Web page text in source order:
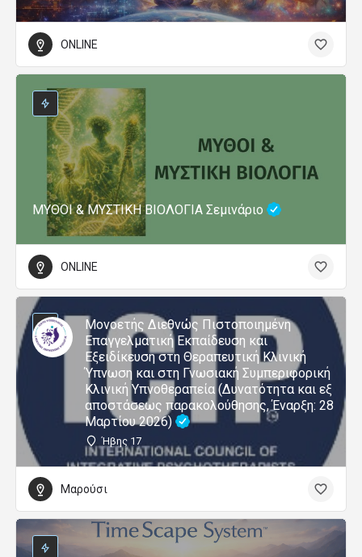
ONLINE
ΜΥΘΟΙ & ΜΥΣΤΙΚΗ ΒΙΟΛΟΓΙΑ Σεμινάριο
ONLINE
Μονοετής Διεθνώς Πιστοποιημένη
Επαγγελματική Εκπαίδευση και
Εξειδίκευση στη Θεραπευτική Κλινική
Ύπνωση και στη Γνωσιακή Συμπεριφορική
Κλινική Υπνοθεραπεία (Δυνατότητα και εξ
αποστάσεως παρακολούθησης, Έναρξη: 28
Μαρτίου 2026)
Ήβης 17
Μαρούσι